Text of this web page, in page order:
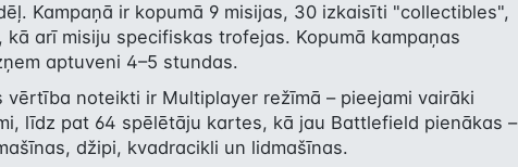
Kampaņā ir kopumā 9 misijas, 30 izkaisīti "collectibles",
kā arī misiju specifiskas trofejas. Kopumā kampaņas
aptuveni 4–5 stundas.
vērtība noteikti ir Multiplayer režīmā – pieejami vairāki
līdz pat 64 spēlētāju kartes, kā jau Battlefield pienākas –
džipi, kvadracikli un lidmašīnas.